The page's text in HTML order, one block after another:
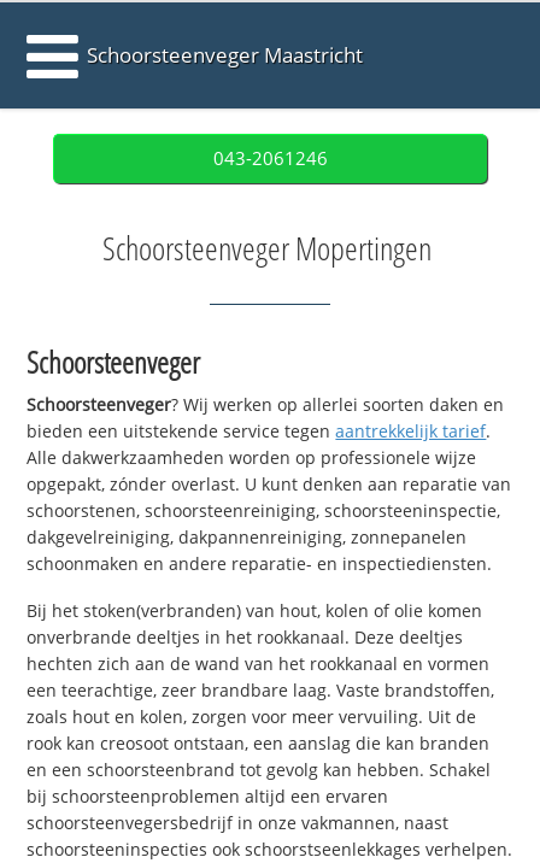
Schoorsteenveger Maastricht
043-2061246
Schoorsteenveger Mopertingen
Schoorsteenveger
Schoorsteenveger? Wij werken op allerlei soorten daken en
bieden een uitstekende service tegenaantrekkelijk tarief.
Alle dakwerkzaamheden worden op professionele wijze
opgepakt, zónder overlast. U kunt denken aan reparatie van
schoorstenen, schoorsteenreiniging, schoorsteeninspectie,
dakgevelreiniging, dakpannenreiniging, zonnepanelen
schoonmaken en andere reparatie- en inspectiediensten.
Bij het stoken(verbranden) van hout, kolen of olie komen
onverbrande deeltjes in het rookkanaal. Deze deeltjes
hechten zich aan de wand van het rookkanaal en vormen
een teerachtige, zeer brandbare laag. Vaste brandstoffen,
zoals hout en kolen, zorgen voor meer vervuiling. Uit de
rook kan creosoot ontstaan, een aanslag die kan branden
en een schoorsteenbrand tot gevolg kan hebben. Schakel
bij schoorsteenproblemen altijd een ervaren
schoorsteenvegersbedrijf in onze vakmannen, naast
schoorsteeninspecties ook schoorstseenlekkages verhelpen.